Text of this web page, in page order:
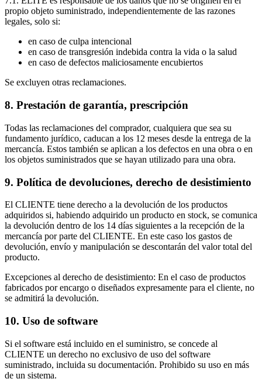
propio objeto suministrado, independientemente de las razones
legales, solo si:
en caso de culpa intencional
en caso de transgresión indebida contra la vida o la salud
en caso de defectos maliciosamente encubiertos
Se excluyen otras reclamaciones.
8. Prestación de garantía, prescripción
Todas las reclamaciones del comprador, cualquiera que sea su
fundamento jurídico, caducan a los 12 meses desde la entrega de la
mercancía. Estos también se aplican a los defectos en una obra o en
los objetos suministrados que se hayan utilizado para una obra.
9. Política de devoluciones, derecho de desistimiento
El CLIENTE tiene derecho a la devolución de los productos
adquiridos si, habiendo adquirido un producto en stock, se comunica
la devolución dentro de los 14 días siguientes a la recepción de la
mercancía por parte del CLIENTE. En este caso los gastos de
devolución, envío y manipulación se descontarán del valor total del
producto.
Excepciones al derecho de desistimiento: En el caso de productos
fabricados por encargo o diseñados expresamente para el cliente, no
se admitirá la devolución.
10. Uso de software
Si el software está incluido en el suministro, se concede al
CLIENTE un derecho no exclusivo de uso del software
suministrado, incluida su documentación. Prohibido su uso en más
de un sistema.